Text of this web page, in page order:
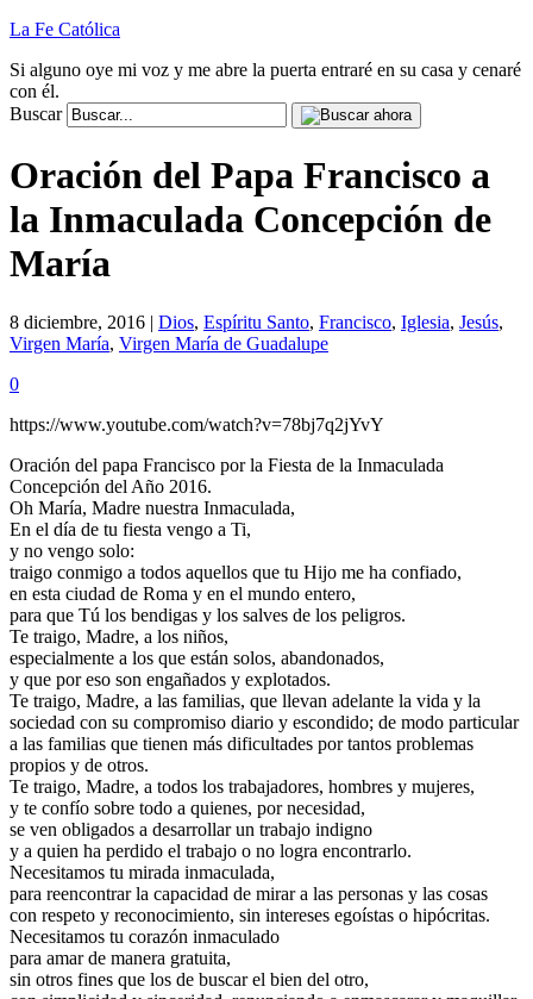
La Fe Católica
Si alguno oye mi voz y me abre la puerta entraré en su casa y cenaré
con él.
Buscar
Oración del Papa Francisco a
la Inmaculada Concepción de
María
8 diciembre, 2016 | Dios, Espíritu Santo, Francisco, Iglesia, Jesús,
Virgen María, Virgen María de Guadalupe
0
https://www.youtube.com/watch?v=78bj7q2jYvY
Oración del papa Francisco por la Fiesta de la Inmaculada
Concepción del Año 2016.
Oh María, Madre nuestra Inmaculada,
En el día de tu fiesta vengo a Ti,
y no vengo solo:
traigo conmigo a todos aquellos que tu Hijo me ha confiado,
en esta ciudad de Roma y en el mundo entero,
para que Tú los bendigas y los salves de los peligros.
Te traigo, Madre, a los niños,
especialmente a los que están solos, abandonados,
y que por eso son engañados y explotados.
Te traigo, Madre, a las familias, que llevan adelante la vida y la
sociedad con su compromiso diario y escondido; de modo particular
a las familias que tienen más dificultades por tantos problemas
propios y de otros.
Te traigo, Madre, a todos los trabajadores, hombres y mujeres,
y te confío sobre todo a quienes, por necesidad,
se ven obligados a desarrollar un trabajo indigno
y a quien ha perdido el trabajo o no logra encontrarlo.
Necesitamos tu mirada inmaculada,
para reencontrar la capacidad de mirar a las personas y las cosas
con respeto y reconocimiento, sin intereses egoístas o hipócritas.
Necesitamos tu corazón inmaculado
para amar de manera gratuita,
sin otros fines que los de buscar el bien del otro,